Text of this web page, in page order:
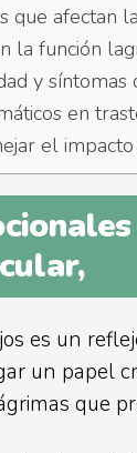
que afectan
la función
y síntomas
en
el
es un
un papel
que